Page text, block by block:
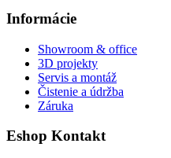
Informácie
Showroom & office
3D projekty
Servis a montáž
Čistenie a údržba
Záruka
Eshop Kontakt